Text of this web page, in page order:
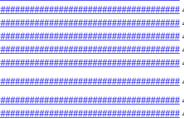
#####################################
#####################################
#####################################
#####################################
#####################################
#####################################
#####################################
#####################################